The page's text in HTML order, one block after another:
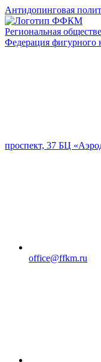
Антидопинговая
Региональная
Федерация фигурного
проспект, 37 БЦ
office@ffkm.ru